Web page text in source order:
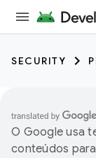
SECURITY
O Google usa
conteúdos